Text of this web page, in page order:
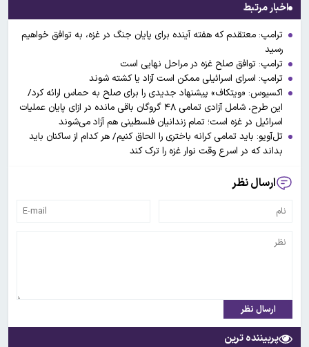
اخبار مرتبط
ترامپ: معتقدم که هفته آینده برای پایان جنگ در غزه، به توافق خواهیم
رسید
ترامپ: توافق صلح غزه در مراحل نهایی است
ترامپ: اسرای اسرائیلی ممکن است آزاد یا کشته شوند
اکسیوس: «ویتکاف» پیشنهاد جدیدی را برای صلح به حماس ارائه کرد/
این طرح، شامل آزادی تمامی ۴۸ گروگان باقی مانده در ازای پایان عملیات
اسرائیل در غزه است؛ تمام زندانیان فلسطینی هم آزاد می‌شوند
تل‌آویو: باید تمامی کرانه باختری را الحاق کنیم/ هر کدام از ساکنان باید
بداند که در اسرع وقت نوار غزه را ترک کند
ارسال نظر
ارسال نظر
پربیننده ترین